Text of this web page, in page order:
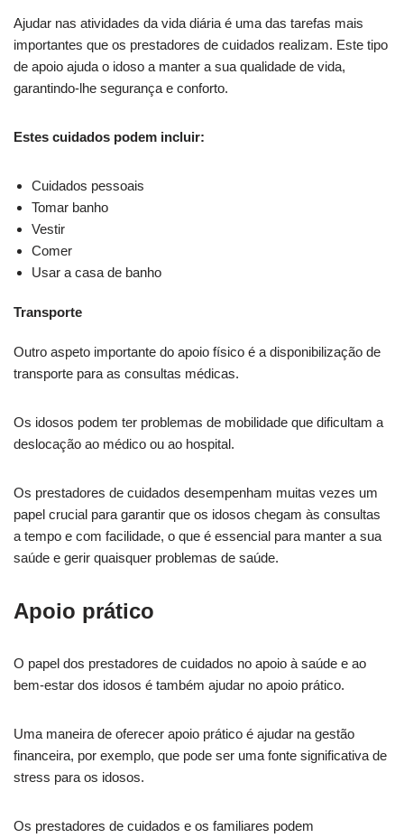
Ajudar nas atividades da vida diária é uma das tarefas mais
importantes que os prestadores de cuidados realizam. Este tipo
de apoio ajuda o idoso a manter a sua qualidade de vida,
garantindo-lhe segurança e conforto.
Estes cuidados podem incluir:
Cuidados pessoais
Tomar banho
Vestir
Comer
Usar a casa de banho
Transporte
Outro aspeto importante do apoio físico é a disponibilização de
transporte para as consultas médicas.
Os idosos podem ter problemas de mobilidade que dificultam a
deslocação ao médico ou ao hospital.
Os prestadores de cuidados desempenham muitas vezes um
papel crucial para garantir que os idosos chegam às consultas
a tempo e com facilidade, o que é essencial para manter a sua
saúde e gerir quaisquer problemas de saúde.
Apoio prático
O papel dos prestadores de cuidados no apoio à saúde e ao
bem-estar dos idosos é também ajudar no apoio prático.
Uma maneira de oferecer apoio prático é ajudar na gestão
financeira, por exemplo, que pode ser uma fonte significativa de
stress para os idosos.
Os prestadores de cuidados e os familiares podem